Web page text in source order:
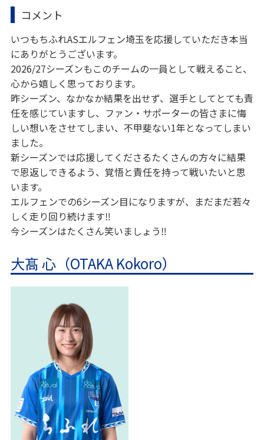
コメント
いつもちふれASエルフェン埼玉を応援していただき本当
にありがとうございます。
2026/27シーズンもこのチームの一員として戦えること、
心から嬉しく思っております。
昨シーズン、なかなか結果を出せず、選手としてとても責
任を感じていますし、ファン・サポーターの皆さまに悔
しい想いをさせてしまい、不甲斐ない1年となってしまい
ました。
新シーズンでは応援してくださるたくさんの方々に結果
で恩返しできるよう、覚悟と責任を持って戦いたいと思
います。
エルフェンでの6シーズン目になりますが、まだまだ若々
しく走り回り続けます‼︎
今シーズンはたくさん笑いましょう‼︎
大髙 心（OTAKA Kokoro）